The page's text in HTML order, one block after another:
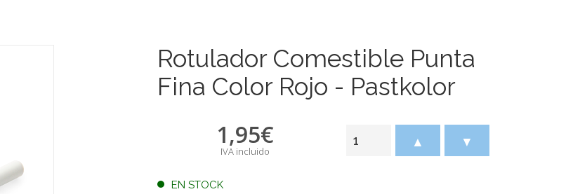
Rotulador Comestible Punta
Fina Color Rojo - Pastkolor
1,95€
IVA incluido
EN STOCK
▲ ▼